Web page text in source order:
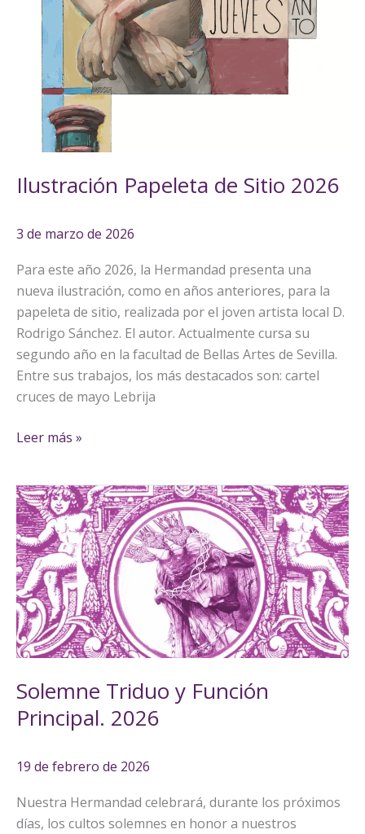
Ilustración Papeleta de Sitio 2026
3 de marzo de 2026
Para este año 2026, la Hermandad presenta una
nueva ilustración, como en años anteriores, para la
papeleta de sitio, realizada por el joven artista local D.
Rodrigo Sánchez. El autor. Actualmente cursa su
segundo año en la facultad de Bellas Artes de Sevilla.
Entre sus trabajos, los más destacados son: cartel
cruces de mayo Lebrija
Papeleta
Sitio
2026
Leer más »
Solemne Triduo y Función
Principal. 2026
19 de febrero de 2026
Nuestra Hermandad celebrará, durante los próximos
días, los cultos solemnes en honor a nuestros
Solemne
Triduo
y
Función
Principal.
2026